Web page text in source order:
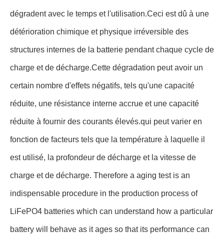
dégradent avec le temps et l'utilisation.Ceci est dû à une
détérioration chimique et physique irréversible des
structures internes de la batterie pendant chaque cycle de
charge et de décharge.Cette dégradation peut avoir un
certain nombre d'effets négatifs, tels qu'une capacité
réduite, une résistance interne accrue et une capacité
réduite à fournir des courants élevés.qui peut varier en
fonction de facteurs tels que la température à laquelle il
est utilisé, la profondeur de décharge et la vitesse de
charge et de décharge. Therefore a aging test is an
indispensable procedure in the production process of
LiFePO4 batteries which can understand how a particular
battery will behave as it ages so that its performance can